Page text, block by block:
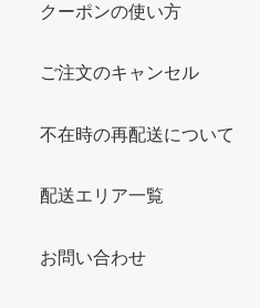
クーポンの使い方
ご注文のキャンセル
不在時の再配送について
配送エリア一覧
お問い合わせ